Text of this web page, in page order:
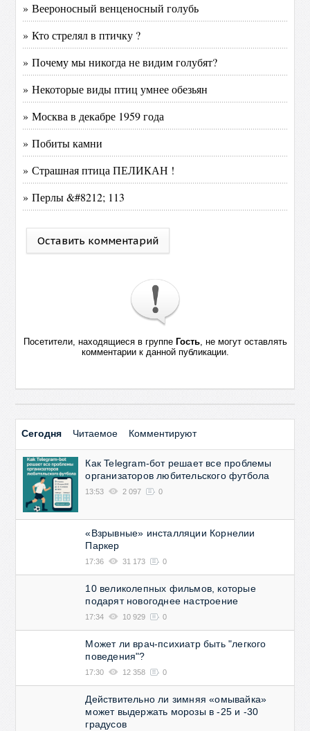
» Веероносный венценосный голубь
» Кто стрелял в птичку ?
» Почему мы никогда не видим голубят?
» Некоторые виды птиц умнее обезьян
» Москва в декабре 1959 года
» Побиты камни
» Страшная птица ПЕЛИКАН !
» Перлы &#8212; 113
Оставить комментарий
Посетители, находящиеся в группе Гость, не могут оставлять
комментарии к данной публикации.
Сегодня Читаемое Комментируют
Как Telegram-бот решает все проблемы
организаторов любительского футбола
13:53 2 097 0
«Взрывные» инсталляции Корнелии
Паркер
17:36 31 173 0
10 великолепных фильмов, которые
подарят новогоднее настроение
17:34 10 929 0
Может ли врач-психиатр быть "легкого
поведения"?
17:30 12 358 0
Действительно ли зимняя «омывайка»
может выдержать морозы в -25 и -30
градусов